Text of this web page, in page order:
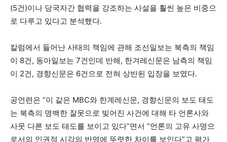
(5건)이나 당국자간 협력을 강조하는 사설을 훨씬 높은 비중으
로 다루고 있다고 분석했다.
칼럼에서 들어난 사태의 책임에 관해 조선일보는 북측의 책임
이 8건, 동아일보는 7건인데 반해, 한겨레신문은 남측의 책임
이 2건, 경향신문은 6건으로 전혀 상반된 입장을 보였다.
공언련은 “이 같은 MBC와 한계레신문, 경향신문의 보도 태도
는 북측의 명백한 잘못으로 빚어진 사건에 대해 타 언론사와
사뭇 다른 보도 태도를 보이고 있다”면서 “언론의 고유 사명으
로서의 인권적 시각의 반영에 뚜렷한 차이를 보인다”고 평가